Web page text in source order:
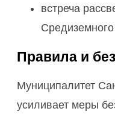
встреча
Правила и
Муниципалитет
усиливает меры